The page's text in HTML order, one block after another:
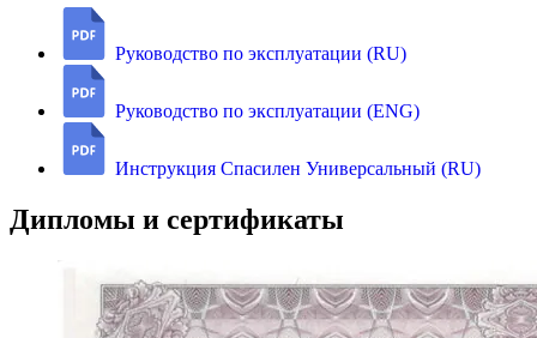
Руководство по эксплуатации (RU)
Руководство по эксплуатации (ENG)
Инструкция Спасилен Универсальный (RU)
Дипломы и сертификаты